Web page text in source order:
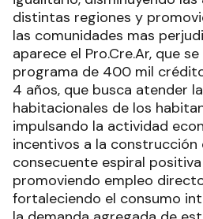
distintas regiones y
las comunidades mas
aparece el Pro.Cre.Ar, que
programa de 400 mil
4 años, que busca atender
habitacionales de los
impulsando la actividad
incentivos a la construcción
consecuente espiral
promoviendo empleo
fortaleciendo el consumo